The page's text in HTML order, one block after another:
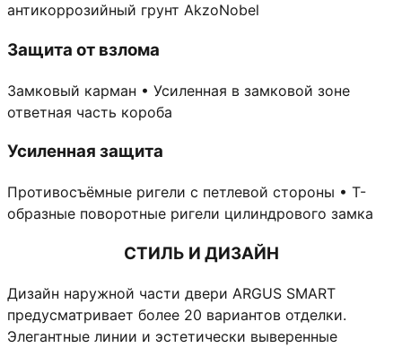
антикоррозийный грунт AkzoNobel
Защита от взлома
Замковый карман • Усиленная в замковой зоне
ответная часть короба
Усиленная защита
Противосъёмные ригели с петлевой стороны • Т-
образные поворотные ригели цилиндрового замка
СТИЛЬ И ДИЗАЙН
Дизайн наружной части двери ARGUS SMART
предусматривает более 20 вариантов отделки.
Элегантные линии и эстетически выверенные